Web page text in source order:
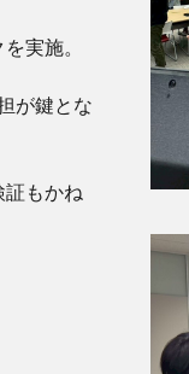
実施。
が鍵とな
証もかね